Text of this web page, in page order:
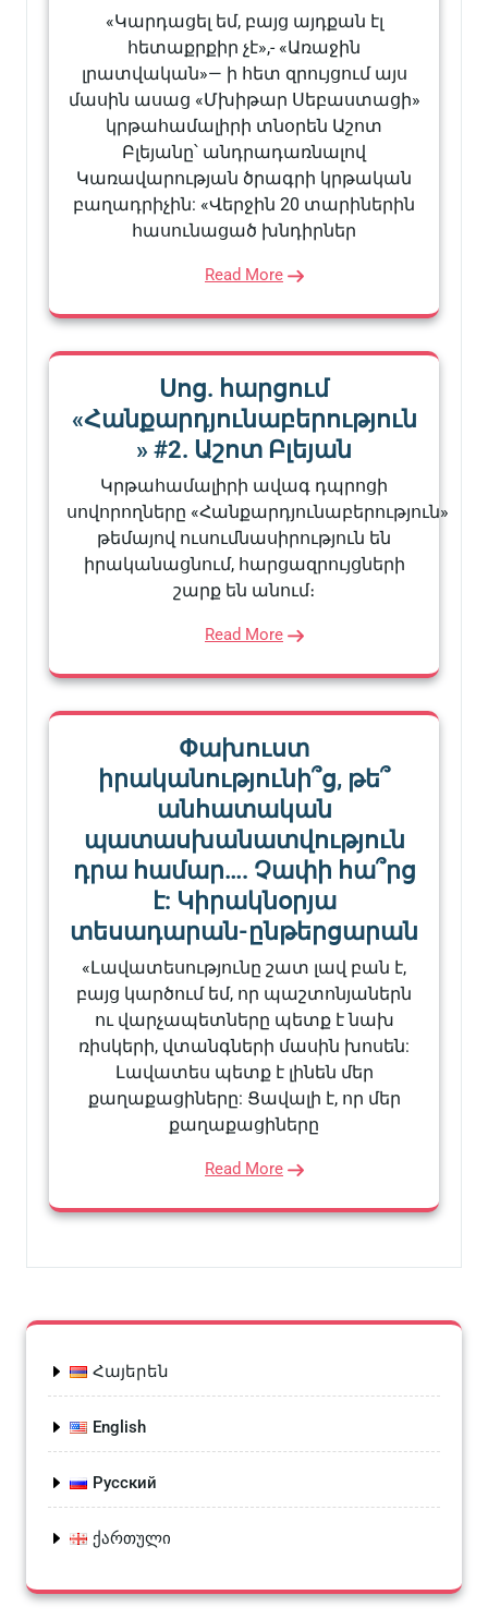
«Կարդացել եմ, բայց այդքան էլ
հետաքրքիր չէ»,- «Առաջին
լրատվական»— ի հետ զրույցում այս
մասին ասաց «Մխիթար Սեբաստացի»
կրթահամալիրի տնօրեն Աշոտ
Բլեյանը՝ անդրադառնալով
Կառավարության ծրագրի կրթական
բաղադրիչին: «Վերջին 20 տարիներին
հասունացած խնդիրներ
Read More
Սոց. հարցում
«Հանքարդյունաբերություն
» #2. Աշոտ Բլեյան
Կրթահամալիրի ավագ դպրոցի
սովորողները «Հանքարդյունաբերություն»
թեմայով ուսումնասիրություն են
իրականացնում, հարցազրույցների
շարք են անում։
Read More
Փախուստ
իրականությունի՞ց, թե՞
անհատական
պատասխանատվություն
դրա համար…. Չափի հա՞րց
է: Կիրակնօրյա
տեսադարան-ընթերցարան
«Լավատեսությունը շատ լավ բան է,
բայց կարծում եմ, որ պաշտոնյաներն
ու վարչապետները պետք է նախ
ռիսկերի, վտանգների մասին խոսեն:
Լավատես պետք է լինեն մեր
քաղաքացիները: Ցավալի է, որ մեր
քաղաքացիները
Read More
Հայերեն
English
Русский
ქართული